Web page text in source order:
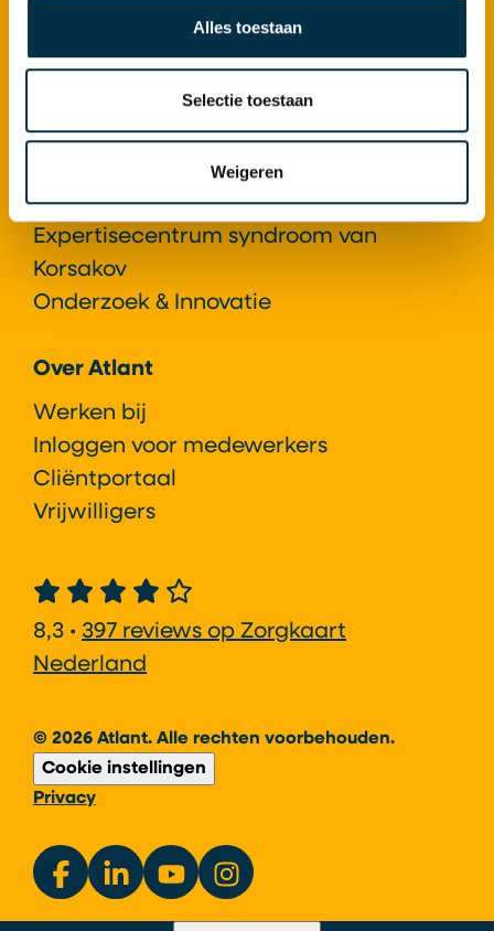
Alles toestaan
Selectie toestaan
Weigeren
Atlant als Expertisecentrum
Expertisecentrum Gerontopsychiatrie+
Expertisecentrum ziekte van
Huntington
Expertisecentrum syndroom van
Korsakov
Onderzoek & Innovatie
Over Atlant
Werken bij
Inloggen voor medewerkers
Cliëntportaal
Vrijwilligers
8,3 • 397 reviews op Zorgkaart
Nederland
© 2026 Atlant. Alle rechten voorbehouden.
Cookie instellingen
Privacy